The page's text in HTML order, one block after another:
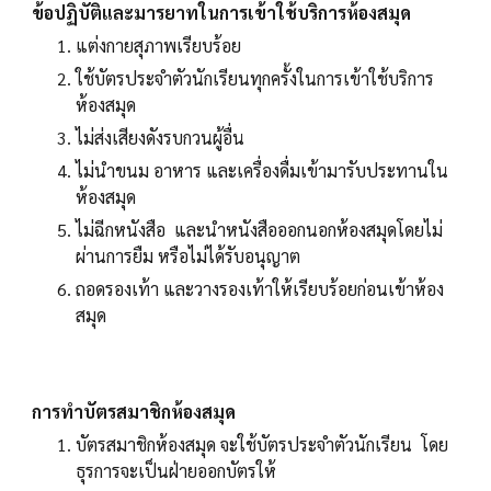
ข้อปฏิบัติและมารยาทในการเข้าใช้บริการห้องสมุด
แต่งกายสุภาพเรียบร้อย
ใช้บัตรประจำตัวนักเรียนทุกครั้งในการเข้าใช้บริการ
ห้องสมุด
ไม่ส่งเสียงดังรบกวนผู้อื่น
ไม่นำขนม อาหาร และเครื่องดื่มเข้ามารับประทานใน
ห้องสมุด
ไม่ฉีกหนังสือ และนำหนังสือออกนอกห้องสมุดโดยไม่
ผ่านการยืม หรือไม่ได้รับอนุญาต
ถอดรองเท้า และวางรองเท้าให้เรียบร้อยก่อนเข้าห้อง
สมุด
การทำบัตรสมาชิกห้องสมุด
บัตรสมาชิกห้องสมุด จะใช้บัตรประจำตัวนักเรียน โดย
ธุรการจะเป็นฝ่ายออกบัตรให้